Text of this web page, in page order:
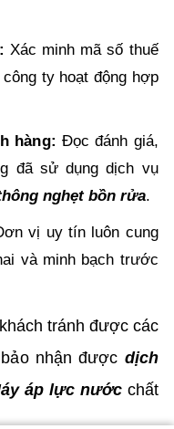
Xác minh mã số thuế
ty hoạt động hợp
hàng: Đọc đánh giá,
đã sử dụng dịch vụ
nghẹt bồn rửa.
vị uy tín luôn cung
và minh bạch trước
tránh được các
nhận được dịch
áp lực nướcchất